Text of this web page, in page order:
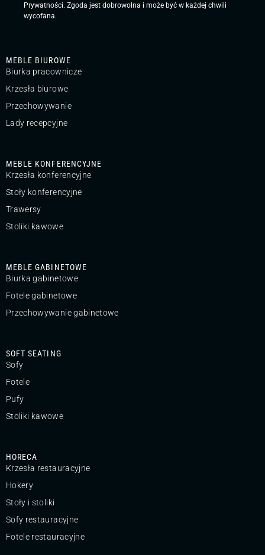
MEBLE BIUROWE
Biurka pracownicze
Krzesła biurowe
Przechowywanie
Lady recepcyjne
MEBLE KONFERENCYJNE
Krzesła konferencyjne
Stoły konferencyjne
Trawersy
Stoliki kawowe
MEBLE GABINETOWE
Biurka gabinetowe
Fotele gabinetowe
Przechowywanie gabinetowe
SOFT SEATING
Sofy
Fotele
Pufy
Stoliki kawowe
HORECA
Krzesła restauracyjne
Hokery
Stoły i stoliki
Sofy restauracyjne
Fotele restauracyjne
Prywatności. Zgoda jest dobrowolna i może być w każdej chwili
wycofana.